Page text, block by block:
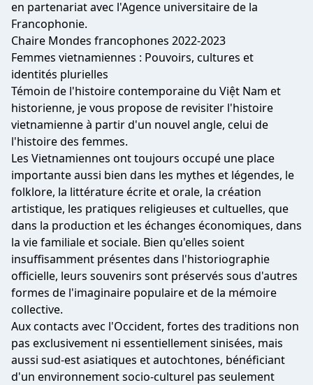
en partenariat avec l'Agence universitaire de la
Francophonie.
Chaire Mondes francophones 2022-2023
Femmes vietnamiennes : Pouvoirs, cultures et
identités plurielles
Témoin de l'histoire contemporaine du Việt Nam et
historienne, je vous propose de revisiter l'histoire
vietnamienne à partir d'un nouvel angle, celui de
l'histoire des femmes.
Les Vietnamiennes ont toujours occupé une place
importante aussi bien dans les mythes et légendes, le
folklore, la littérature écrite et orale, la création
artistique, les pratiques religieuses et cultuelles, que
dans la production et les échanges économiques, dans
la vie familiale et sociale. Bien qu'elles soient
insuffisamment présentes dans l'historiographie
officielle, leurs souvenirs sont préservés sous d'autres
formes de l'imaginaire populaire et de la mémoire
collective.
Aux contacts avec l'Occident, fortes des traditions non
pas exclusivement ni essentiellement sinisées, mais
aussi sud-est asiatiques et autochtones, bénéficiant
d'un environnement socio-culturel pas seulement